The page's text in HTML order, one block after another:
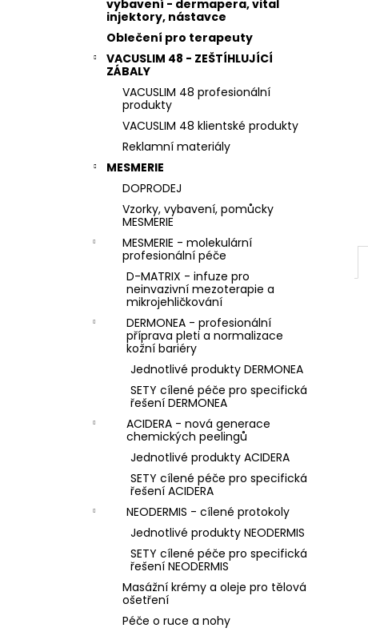
vybavení - dermapera, vital
injektory, nástavce
Oblečení pro terapeuty
VACUSLIM 48 - ZEŠTÍHLUJÍCÍ
ZÁBALY
VACUSLIM 48 profesionální
produkty
VACUSLIM 48 klientské produkty
Reklamní materiály
MESMERIE
DOPRODEJ
Vzorky, vybavení, pomůcky
MESMERIE
MESMERIE - molekulární
profesionální péče
D-MATRIX - infuze pro
neinvazivní mezoterapie a
mikrojehličkování
DERMONEA - profesionální
příprava pleti a normalizace
kožní bariéry
Jednotlivé produkty DERMONEA
SETY cílené péče pro specifická
řešení DERMONEA
ACIDERA - nová generace
chemických peelingů
Jednotlivé produkty ACIDERA
SETY cílené péče pro specifická
řešení ACIDERA
NEODERMIS - cílené protokoly
Jednotlivé produkty NEODERMIS
SETY cílené péče pro specifická
řešení NEODERMIS
Masážní krémy a oleje pro tělová
ošetření
Péče o ruce a nohy
STERILNÍ NÁSTAVCE PRO DERMAPERO
DERMALIGHTPEN A DERMAQUATRO 36
JEHLIČEK